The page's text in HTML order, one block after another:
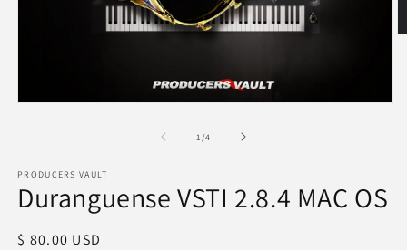
1 /of
4
PRODUCERS VAULT
Duranguense VSTI 2.8.4 MAC OS
Regular
$ 80.00 USD